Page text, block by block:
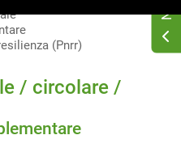
(Pnrr)
/ circolare /